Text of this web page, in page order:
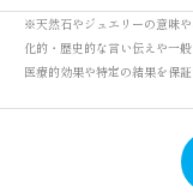
※天然石やジュエリーの意味
化的・歴史的な言い伝えや一
医療的効果や特定の結果を保